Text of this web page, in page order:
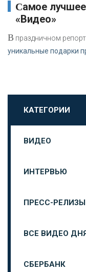
Самое лучшее и только для вас! -
«Видео»
В праздничном
уникальные подарки
КАТЕГОРИИ
ВИДЕО
ИНТЕРВЬЮ
ПРЕСС-РЕЛИЗЫ
ВСЕ ВИДЕО
СБЕРБАНК